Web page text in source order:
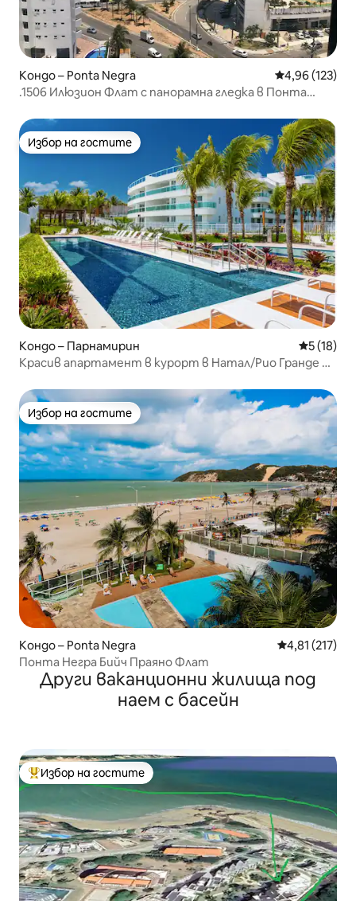
Кондо – Ponta Negra Средна
4,96 (123)
.1506 Илюзион Флат с панорамна гледка в Понта
Избор на гостите
Избор на гостите
Кондо – Парнамирин Средна
5 (18)
Красив апартамент в курорт в Натал/Рио Гранде до
Избор на гостите
Избор на гостите
Кондо – Ponta Negra Средна
4,81 (217)
Понта Негра Бийч Праяно Флат
Други ваканционни жилища под
наем с басейн
Най-популярен избор на гостите
Избор на гостите